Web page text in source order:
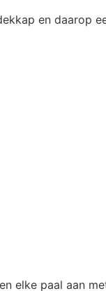
en daarop
elke paal aan